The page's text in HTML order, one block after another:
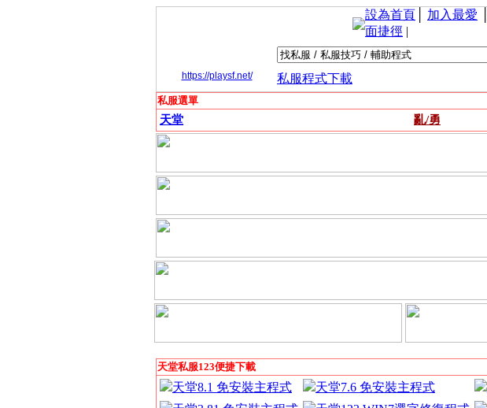
https://playsf.net/
設為首頁 加入最愛
面捷徑 |
私服程式下載
私服選單
天堂 亂/勇
天堂私服123便捷下載
天堂8.1 免安裝主程式 天堂7.6 免安裝主程式